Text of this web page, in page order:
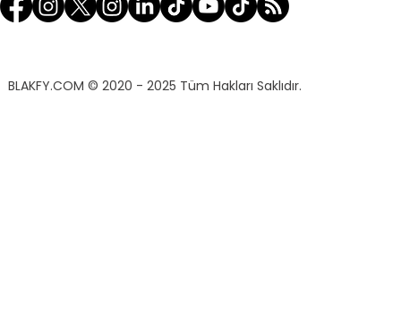
BLAKFY.COM © 2020 - 2025 Tüm Hakları Saklıdır.